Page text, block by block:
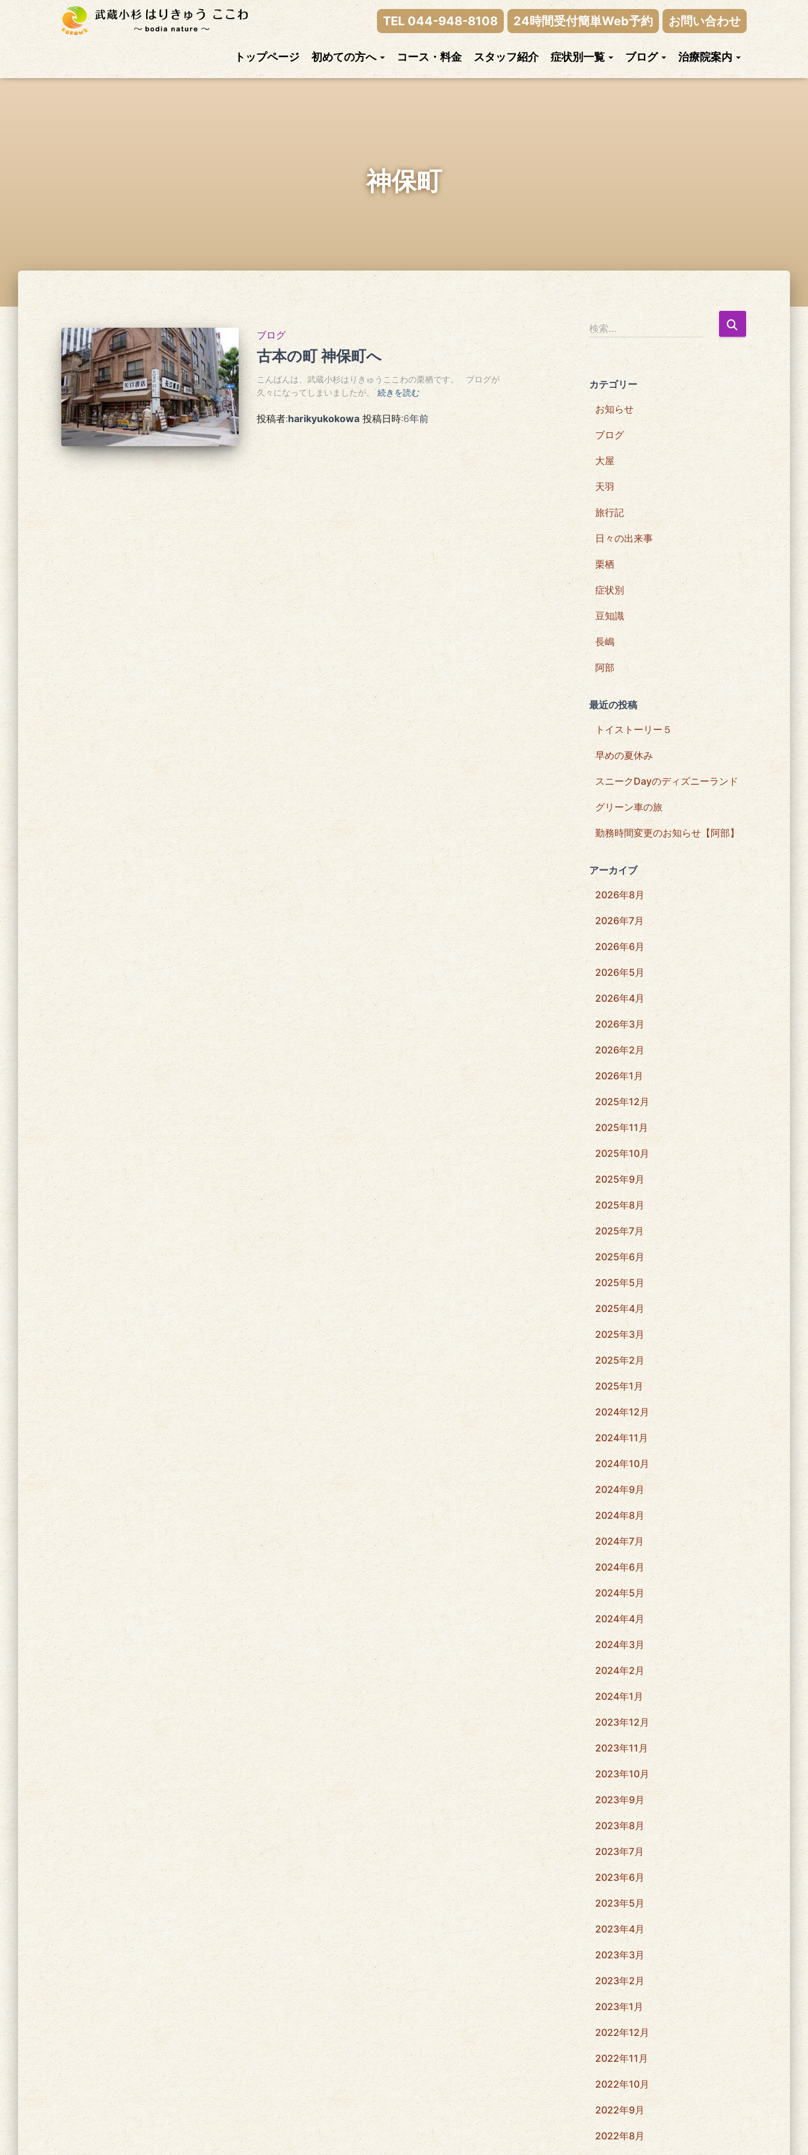
武蔵小杉徒歩4分の鍼灸治療院。首肩こり、腰痛、自律神経の乱れまでご相談下さい。
TEL 044-948-8108 24時間受付簡単Web予約 お問い合わせ
トップページ 初めての方へ コース・料金 スタッフ紹介 症状別一覧 ブログ 治療院案内
神保町
ブログ
古本の町 神保町へ
こんばんは、武蔵小杉はりきゅうここわの栗栖です。 ブログが
久々になってしまいましたが、 続きを読む
投稿者:harikyukokowa投稿日時:6年前
検
索
検索…
カテゴリー
お知らせ
ブログ
大屋
天羽
旅行記
日々の出来事
栗栖
症状別
豆知識
長嶋
阿部
最近の投稿
トイストーリー５
早めの夏休み
スニークDayのディズニーランド
グリーン車の旅
勤務時間変更のお知らせ【阿部】
アーカイブ
2026年8月
2026年7月
2026年6月
2026年5月
2026年4月
2026年3月
2026年2月
2026年1月
2025年12月
2025年11月
2025年10月
2025年9月
2025年8月
2025年7月
2025年6月
2025年5月
2025年4月
2025年3月
2025年2月
2025年1月
2024年12月
2024年11月
2024年10月
2024年9月
2024年8月
2024年7月
2024年6月
2024年5月
2024年4月
2024年3月
2024年2月
2024年1月
2023年12月
2023年11月
2023年10月
2023年9月
2023年8月
2023年7月
2023年6月
2023年5月
2023年4月
2023年3月
2023年2月
2023年1月
2022年12月
2022年11月
2022年10月
2022年9月
2022年8月